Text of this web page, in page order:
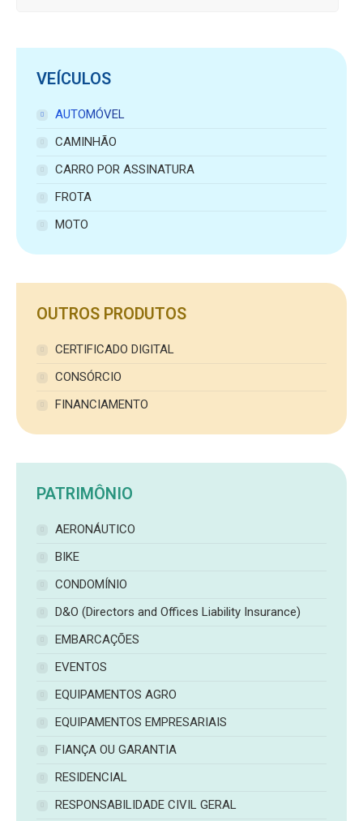
VEÍCULOS
AUTOMÓVEL
CAMINHÃO
CARRO POR ASSINATURA
FROTA
MOTO
OUTROS PRODUTOS
CERTIFICADO DIGITAL
CONSÓRCIO
FINANCIAMENTO
PATRIMÔNIO
AERONÁUTICO
BIKE
CONDOMÍNIO
D&O (Directors and Offices Liability Insurance)
EMBARCAÇÕES
EVENTOS
EQUIPAMENTOS AGRO
EQUIPAMENTOS EMPRESARIAIS
FIANÇA OU GARANTIA
RESIDENCIAL
RESPONSABILIDADE CIVIL GERAL